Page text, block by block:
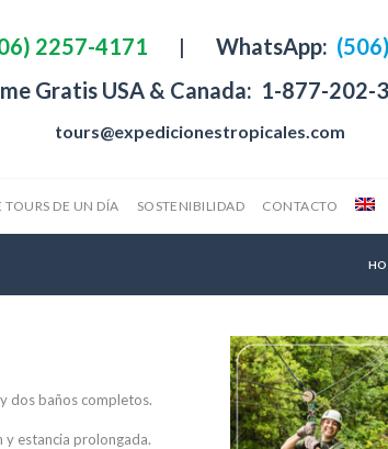
2257-4171 | WhatsApp:
Gratis USA & Canada: 1-877-202-
tours@expedicionestropicales.com
TOURS DE UN DÍA SOSTENIBILIDAD CONTACTO
dos baños completos.
y estancia prolongada.